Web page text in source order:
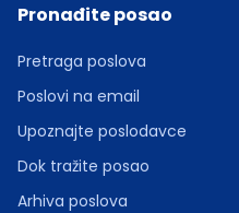
Pronađite posao
Pretraga poslova
Poslovi na email
Upoznajte poslodavce
Dok tražite posao
Arhiva poslova